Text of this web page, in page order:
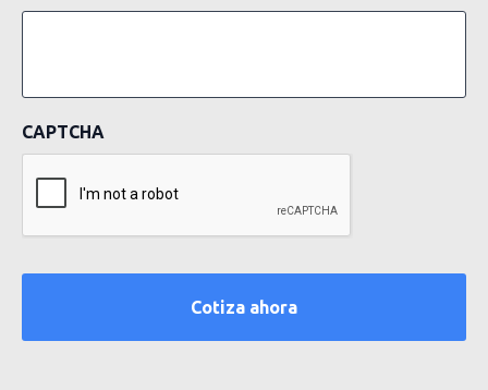
CAPTCHA